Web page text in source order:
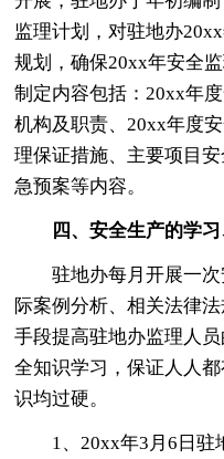
监理计划，对驻地办
规划，确保20xx年安全
制定内容包括：20xx年
机构及职责、20xx年度
理保证措施、主要项目
急预案等内容。
四、安全生产的学
驻地办每月开展一
际案例分析、相关法律
手段提高驻地办监理人
全知识学习，保证人人
识均过硬。
1、20xx年3月6日驻